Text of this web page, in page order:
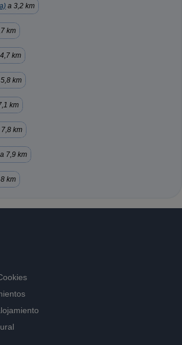
a 3,2 km
km
km
km
km
km
a 7,9 km
km